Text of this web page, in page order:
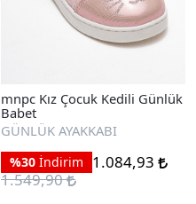
mnpc Kız Çocuk Kedili Günlük
Babet
GÜNLÜK AYAKKABI
%30 İndirim
1.084,93
1.549,90